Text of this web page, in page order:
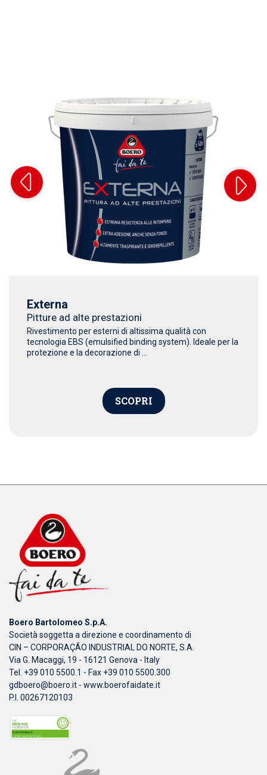
Externa
Pitture ad alte prestazioni
Rivestimento per esterni di altissima qualità con
tecnologia EBS (emulsified binding system). Ideale per la
protezione e la decorazione di ...
SCOPRI
Boero Bartolomeo S.p.A.
Società soggetta a direzione e coordinamento di
CIN – CORPORAÇÃO INDUSTRIAL DO NORTE, S.A.
Via G. Macaggi, 19 - 16121 Genova - Italy
Tel. +39 010 5500.1 - Fax +39 010 5500.300
gdboero@boero.it - www.boerofaidate.it
P.I. 00267120103